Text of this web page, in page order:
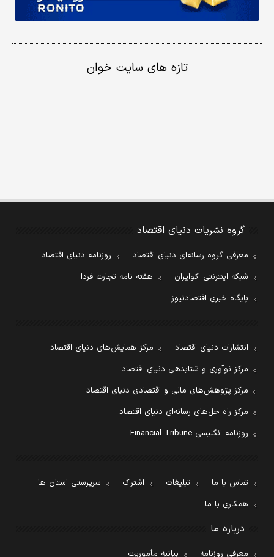
تازه های سایت خوان
گروه نشریات دنیای اقتصاد
معرفی گروه رسانه‌ای دنیای اقتصاد
روزنامه دنیای اقتصاد
شبکه اینترنتی اکوایران
هفته نامه تجارت فردا
پایگاه خبری اقتصادنیوز
انتشارات دنیای اقتصاد
مرکز همایش‌های دنیای اقتصاد
مرکز نوآوری و شتابدهی دنیای اقتصاد
مرکز پژوهش‌های مالی و اقتصادی دنیای اقتصاد
مرکز راه حل‌های رسانه‌ای دنیای اقتصاد
روزنامه انگلیسی Financial Tribune
تماس با ما تبلیغات اشتراک
سرپرستی استان ها
همکاری با ما
درباره ما
معرفی روزنامه بیانیه مأموریت